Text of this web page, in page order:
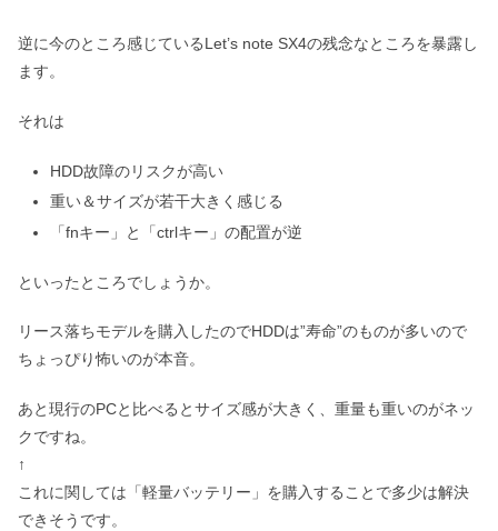
逆に今のところ感じているLet’s note SX4の残念なところを暴露し
ます。
それは
HDD故障のリスクが高い
重い＆サイズが若干大きく感じる
「fnキー」と「ctrlキー」の配置が逆
といったところでしょうか。
リース落ちモデルを購入したのでHDDは”寿命”のものが多いので
ちょっぴり怖いのが本音。
あと現行のPCと比べるとサイズ感が大きく、重量も重いのがネッ
クですね。
↑
これに関しては「軽量バッテリー」を購入することで多少は解決
できそうです。